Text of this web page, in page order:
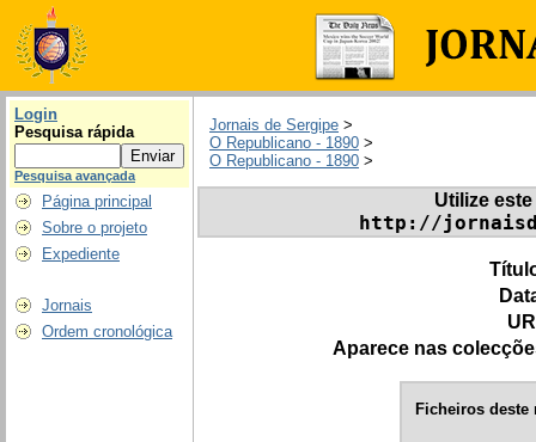
Login
Pesquisa rápida
Pesquisa avançada
Página principal
Sobre o projeto
Expediente
Jornais
Ordem cronológica
Jornais de Sergipe >
O Republicano - 1890 >
O Republicano - 1890 >
Utilize
http://
Aparece nas
Ficheiros deste